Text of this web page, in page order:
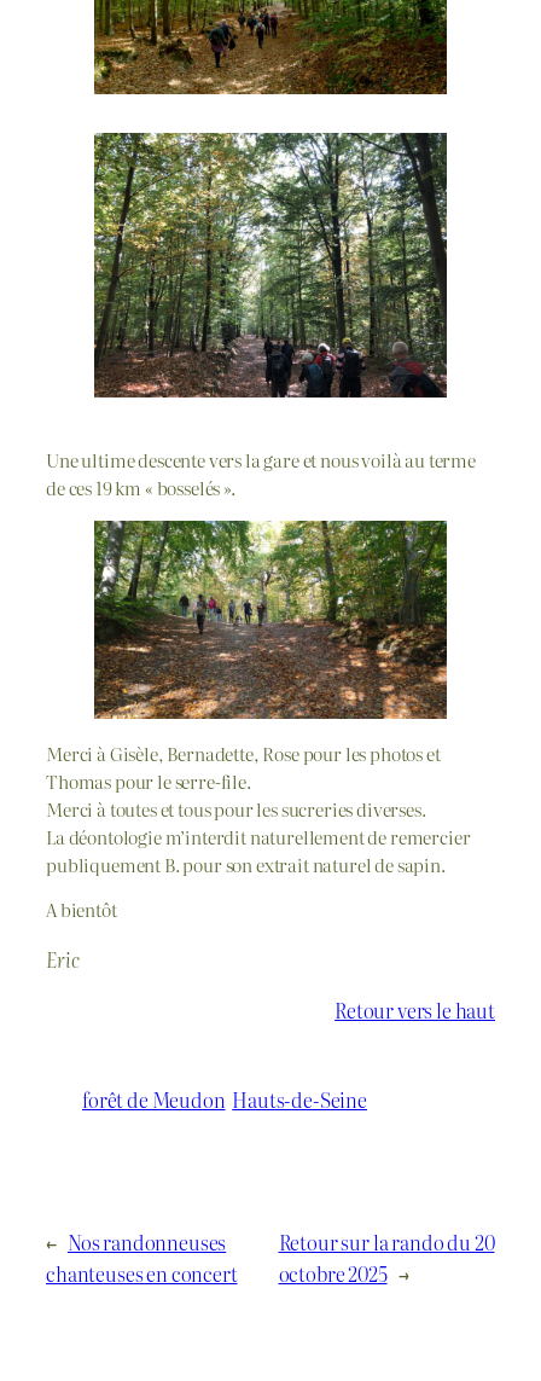
Une ultime descente vers la gare et nous voilà au terme
de ces 19 km « bosselés ».
Merci à Gisèle, Bernadette, Rose pour les photos et
Thomas pour le serre-file.
Merci à toutes et tous pour les sucreries diverses.
La déontologie m’interdit naturellement de remercier
publiquement B. pour son extrait naturel de sapin.
A bientôt
Eric
Retour vers le haut
forêt de Meudon Hauts-de-Seine
← Nos randonneuses
chanteuses en concert
Retour sur la rando du 20
octobre 2025 →